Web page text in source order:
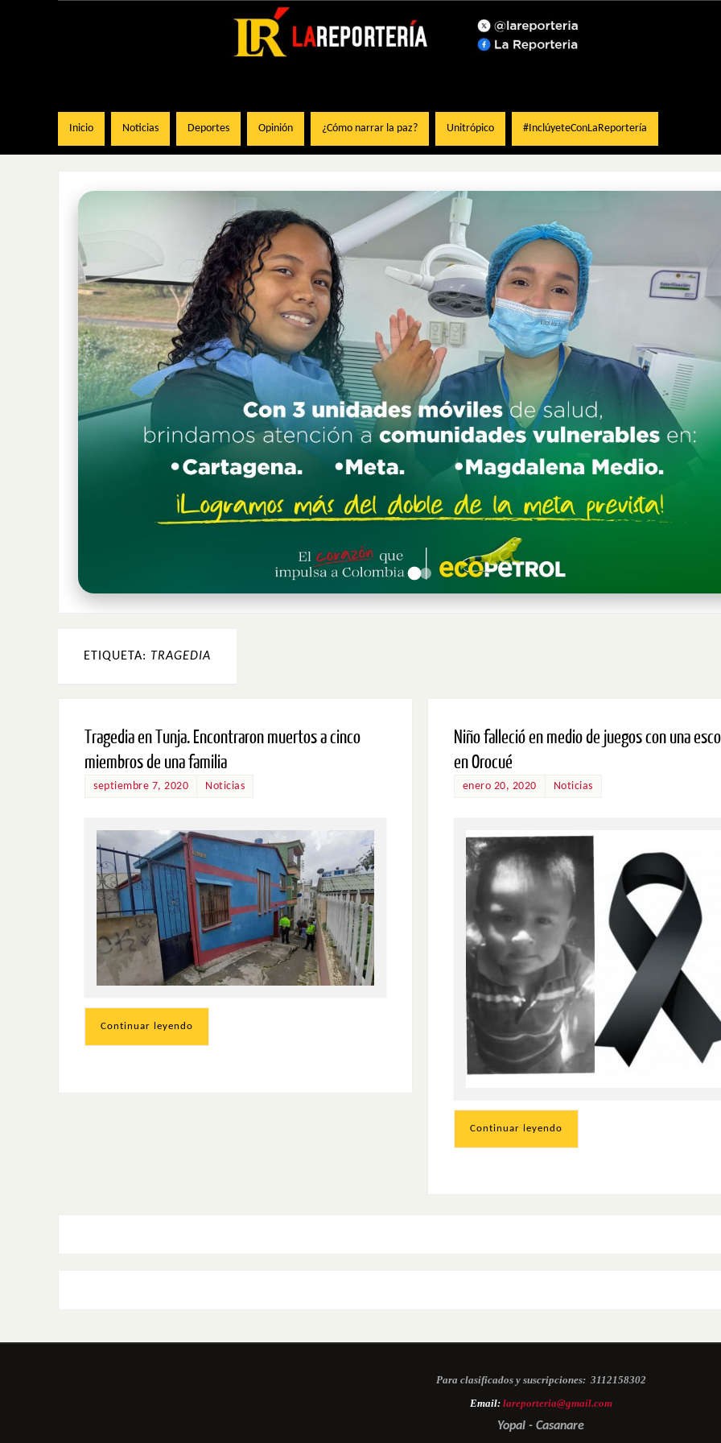
Inicio Noticias Deportes Opinión ¿Cómo narrar la paz? Unitrópico #InclúyeteConLaReportería
ETIQUETA: TRAGEDIA
Tragedia en Tunja. Encontraron muertos a cinco
miembros de una familia
septiembre 7, 2020 Noticias
Continuar leyendo
Niño falleció en medio de juegos con una
en Orocué
enero 20, 2020 Noticias
Continuar leyendo
Para clasificados y suscripciones: 3112158302
Email: lareporteria@gmail.com
Yopal - Casanare